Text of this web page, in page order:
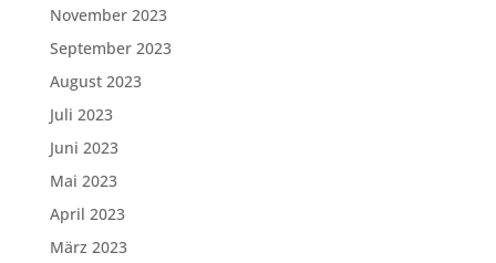
November 2023
September 2023
August 2023
Juli 2023
Juni 2023
Mai 2023
April 2023
März 2023